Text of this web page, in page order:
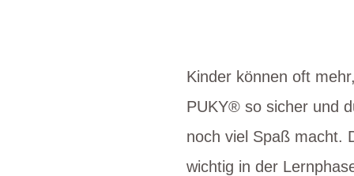
Kinder können oft
PUKY® so sicher und
noch viel Spaß macht.
wichtig in der